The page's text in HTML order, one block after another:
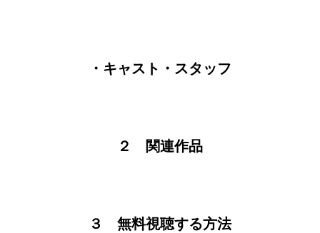
・キャスト・スタッフ
２ 関連作品
３ 無料視聴する方法